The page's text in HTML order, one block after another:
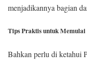
menjadikannya bagian
Tips Praktis untuk Memulai
Bahkan perlu di ketahui